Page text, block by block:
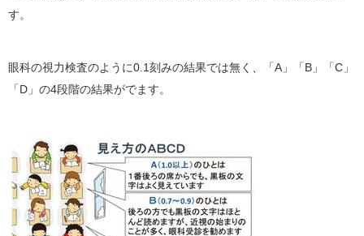
す。
眼科の視力検査のように0.1刻みの結果では無く、「A」「B」「C」
「D」の4段階の結果がでます。